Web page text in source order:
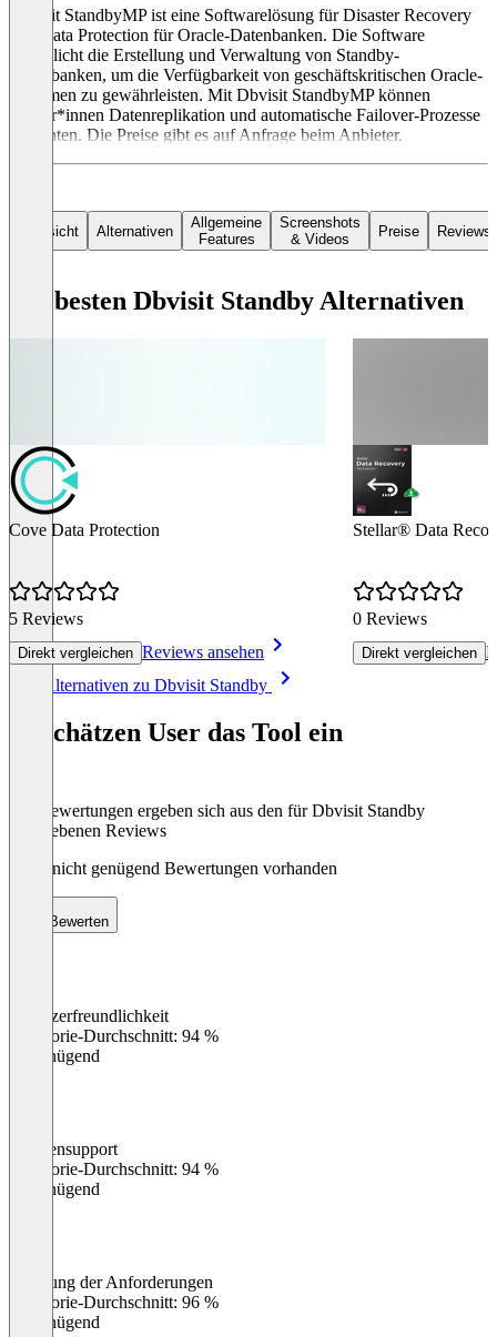
Dbvisit StandbyMP ist eine Softwarelösung für Disaster Recovery
und Data Protection für Oracle-Datenbanken. Die Software
ermöglicht die Erstellung und Verwaltung von Standby-
Datenbanken, um die Verfügbarkeit von geschäftskritischen Oracle-
Systemen zu gewährleisten. Mit Dbvisit StandbyMP können
Nutzer*innen Datenreplikation und automatische Failover-Prozesse
einrichten. Die Preise gibt es auf Anfrage beim Anbieter.
Übersicht Alternativen
Allgemeine
Features
Screenshots
& Videos
Preise Reviews
Die besten Dbvisit Standby Alternativen
Cove Data Protection
5 Reviews
Direkt vergleichen Reviews ansehen
Stellar® Data
0 Reviews
Direkt vergleichen
Alle Alternativen zu Dbvisit Standby
So schätzen User das Tool ein
Die Bewertungen ergeben sich aus den für Dbvisit Standby
abgegebenen Reviews
Noch nicht genügend Bewertungen vorhanden
Bewerten
Benutzerfreundlichkeit
Kategorie-Durchschnitt: 94 %
Ungenügend
Kundensupport
Kategorie-Durchschnitt: 94 %
Ungenügend
Erfüllung der Anforderungen
Kategorie-Durchschnitt: 96 %
Ungenügend